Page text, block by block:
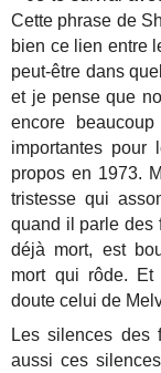
Cette phrase de
bien ce lien entre
peut-être dans
et je pense que
encore
importantes
propos en 1973.
tristesse qui
quand il parle des
déjà mort, est
mort qui rôde.
doute celui de
Les silences des
aussi ces